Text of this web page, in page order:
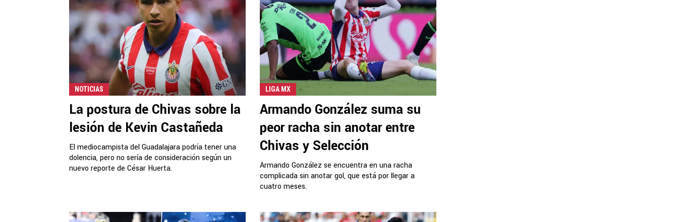
NOTICIAS
La postura de Chivas sobre la
lesión de Kevin Castañeda
El mediocampista del Guadalajara podría tener una
dolencia, pero no sería de consideración según un
nuevo reporte de César Huerta.
LIGA MX
Armando González suma su
peor racha sin anotar entre
Chivas y Selección
Armando González se encuentra en una racha
complicada sin anotar gol, que está por llegar a
cuatro meses.